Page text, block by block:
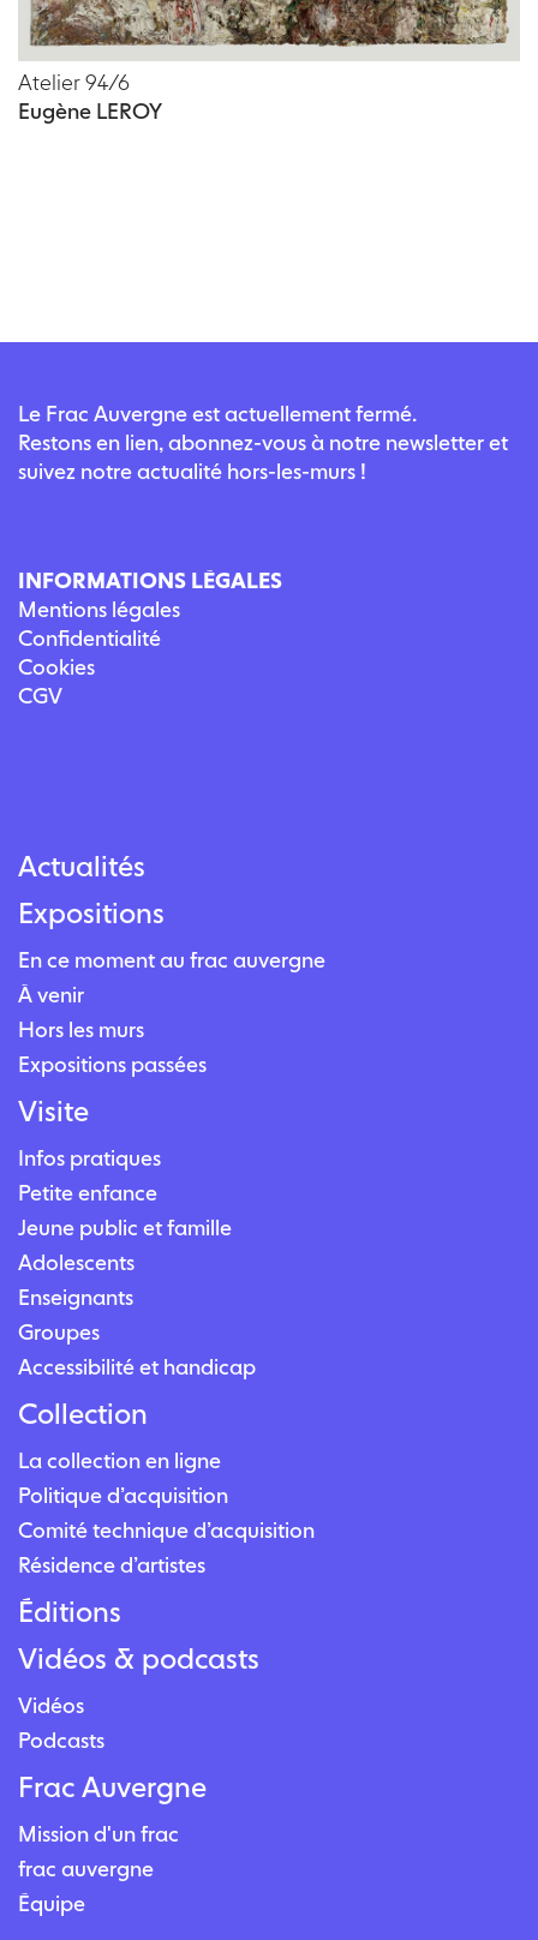
Atelier 94/6
Eugène LEROY
Le Frac Auvergne est actuellement fermé.
Restons en lien, abonnez-vous à notre newsletter et
suivez notre actualité hors-les-murs !
INFORMATIONS LÉGALES
Mentions légales
Confidentialité
Cookies
CGV
Actualités
Expositions
En ce moment au frac auvergne
À venir
Hors les murs
Expositions passées
Visite
Infos pratiques
Petite enfance
Jeune public et famille
Adolescents
Enseignants
Groupes
Accessibilité et handicap
Collection
La collection en ligne
Politique d’acquisition
Comité technique d’acquisition
Résidence d’artistes
Éditions
Vidéos & podcasts
Vidéos
Podcasts
Frac Auvergne
Mission d'un frac
frac auvergne
Équipe